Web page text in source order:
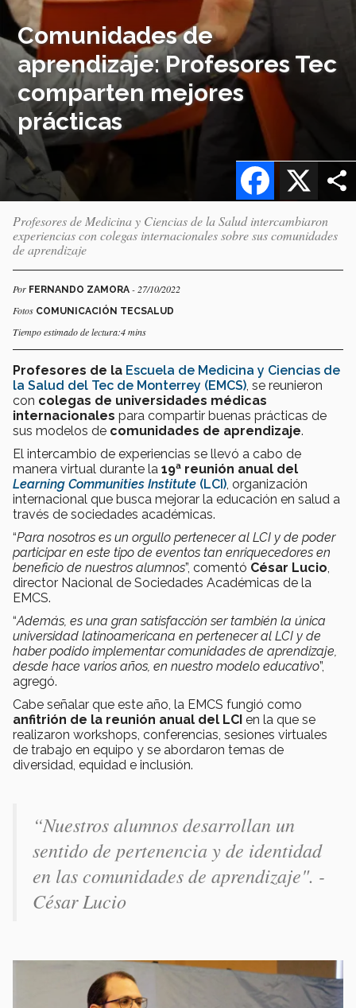
Comunidades de
aprendizaje: Profesores Tec
comparten mejores
prácticas
X
Facebook
Profesores de Medicina y Ciencias de la Salud intercambiaron
experiencias con colegas internacionales sobre sus comunidades
de aprendizaje
Por FERNANDO ZAMORA - 27/10/2022
Fotos COMUNICACIÓN TECSALUD
Tiempo estimado de lectura:4 mins
Profesores de la Escuela de Medicina y Ciencias de
la Salud del Tec de Monterrey (EMCS) , se reunieron
con colegas de universidades médicas
internacionales para compartir buenas prácticas de
sus modelos de comunidades de aprendizaje.
El intercambio de experiencias se llevó a cabo de
manera virtual durante la 19ª reunión anual del
Learning Communities Institute (LCI) , organización
internacional que busca mejorar la educación en salud a
través de sociedades académicas.
“Para nosotros es un orgullo pertenecer al LCI y de poder
participar en este tipo de eventos tan enriquecedores en
beneficio de nuestros alumnos”, comentó César Lucio
director Nacional de Sociedades Académicas de la
EMCS.
“Además, es una gran satisfacción ser también la única
universidad latinoamericana en pertenecer al LCI y de
haber podido implementar comunidades de aprendizaje,
desde hace varios años, en nuestro modelo educativo”,
agregó.
Cabe señalar que este año, la EMCS fungió como
anfitrión de la reunión anual del LCI en la que se
realizaron workshops, conferencias, sesiones virtuales
de trabajo en equipo y se abordaron temas de
diversidad, equidad e inclusión.
“Nuestros alumnos desarrollan un
sentido de pertenencia y de identidad
en las comunidades de aprendizaje". -
César Lucio